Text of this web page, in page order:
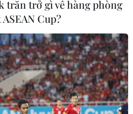
cao đề xuất của Việt
ASEAN 42
giao Bùi Thanh Sơn, những
Phạm Minh Chính đều hướng
dậy tự cường, khơi thông
trăn trở gì về hàng phòng
Cup?